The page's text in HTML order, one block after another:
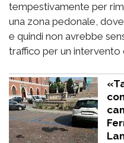
tempestivamente per
una zona pedonale,
e quindi non avrebbe
traffico per un intervento